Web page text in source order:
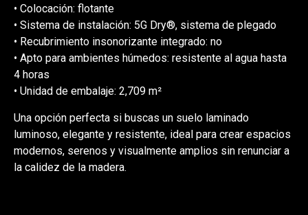
• Colocación: flotante
• Sistema de instalación: 5G Dry®, sistema de plegado
• Recubrimiento insonorizante integrado: no
• Apto para ambientes húmedos: resistente al agua hasta
4 horas
• Unidad de embalaje: 2,709 m²
Una opción perfecta si buscas un suelo laminado
luminoso, elegante y resistente, ideal para crear espacios
modernos, serenos y visualmente amplios sin renunciar a
la calidez de la madera.